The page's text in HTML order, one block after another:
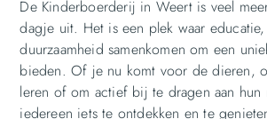
De Kinderboerderij in Weert is veel
dagje uit. Het is een plek waar
duurzaamheid samenkomen om een
bieden. Of je nu komt voor de dieren,
leren of om actief bij te dragen aan hun
iedereen iets te ontdekken en te